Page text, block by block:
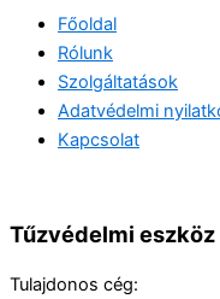
Főoldal
Rólunk
Szolgáltatások
Adatvédelmi
Kapcsolat
Tűzvédelmi
Tulajdonos cég: